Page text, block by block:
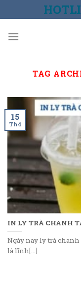
to
TAG
IN LY TRÀ CHANH
Ngày nay ly trà
là lĩnh[...]
15
Th4